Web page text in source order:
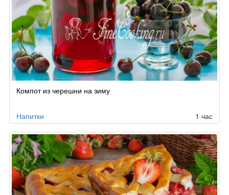
Компот из черешни на зиму
Напитки 1 час